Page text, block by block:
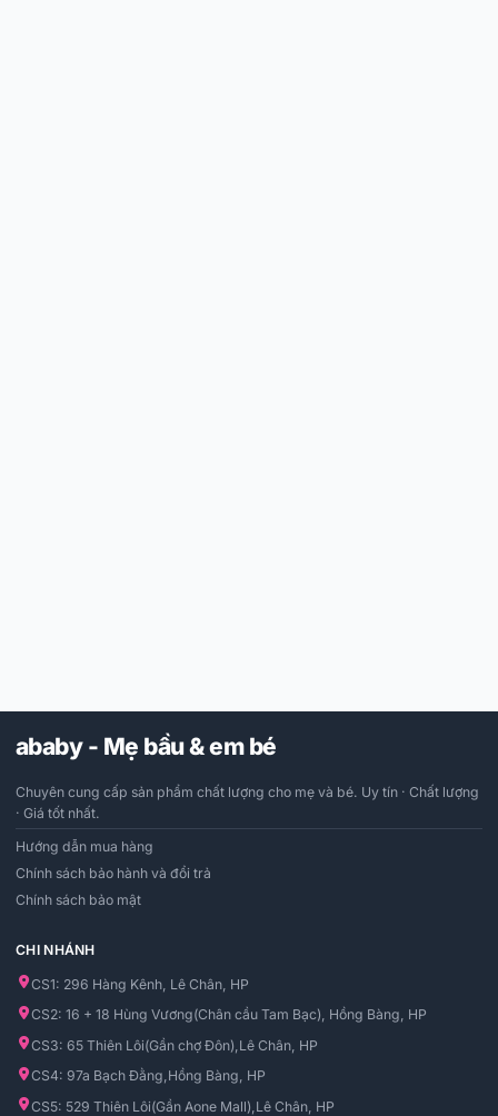
ababy - Mẹ bầu & em bé
Chuyên cung cấp sản phẩm chất lượng cho mẹ và bé. Uy tín · Chất lượng
· Giá tốt nhất.
Hướng dẫn mua hàng
Chính sách bảo hành và đổi trả
Chính sách bảo mật
CHI NHÁNH
CS1: 296 Hàng Kênh, Lê Chân, HP
CS2: 16 + 18 Hùng Vương(Chân cầu Tam Bạc), Hồng Bàng, HP
CS3: 65 Thiên Lôi(Gần chợ Đôn),Lê Chân, HP
CS4: 97a Bạch Đằng,Hồng Bàng, HP
CS5: 529 Thiên Lôi(Gần Aone Mall),Lê Chân, HP